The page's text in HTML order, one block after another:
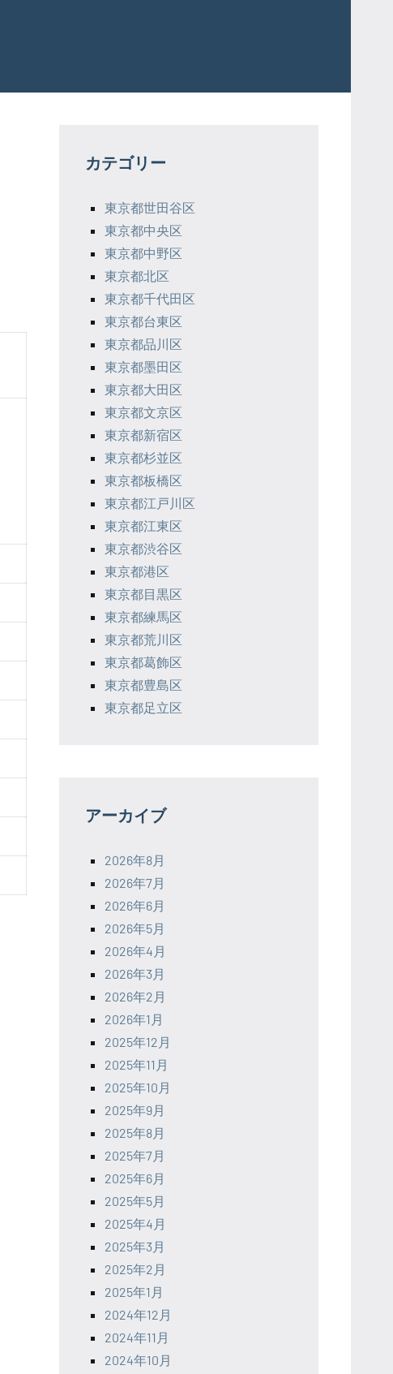
カテゴリー
東京都世田谷区
東京都中央区
東京都中野区
東京都北区
東京都千代田区
東京都台東区
東京都品川区
東京都墨田区
東京都大田区
東京都文京区
東京都新宿区
東京都杉並区
東京都板橋区
東京都江戸川区
東京都江東区
東京都渋谷区
東京都港区
東京都目黒区
東京都練馬区
東京都荒川区
東京都葛飾区
東京都豊島区
東京都足立区
アーカイブ
2026年8月
2026年7月
2026年6月
2026年5月
2026年4月
2026年3月
2026年2月
2026年1月
2025年12月
2025年11月
2025年10月
2025年9月
2025年8月
2025年7月
2025年6月
2025年5月
2025年4月
2025年3月
2025年2月
2025年1月
2024年12月
2024年11月
2024年10月